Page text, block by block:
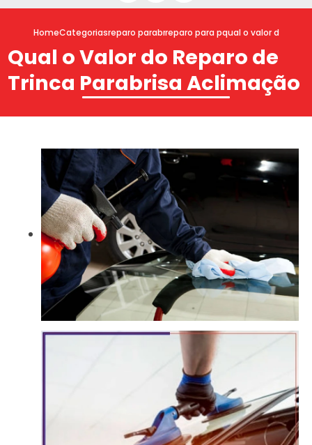
HomeCategoriasreparo parabrisasreparo para parabrisa
qual o valor do
Qual o Valor do Reparo de
Trinca Parabrisa Aclimação